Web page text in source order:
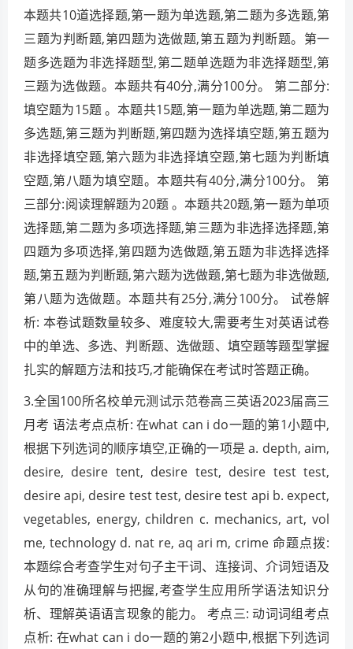
本题共10道选择题,第一题为单选题,第二题为多选题,第
三题为判断题,第四题为选做题,第五题为判断题。第一
题多选题为非选择题型,第二题单选题为非选择题型,第
三题为选做题。本题共有40分,满分100分。 第二部分:
填空题为15题 。本题共15题,第一题为单选题,第二题为
多选题,第三题为判断题,第四题为选择填空题,第五题为
非选择填空题,第六题为非选择填空题,第七题为判断填
空题,第八题为填空题。本题共有40分,满分100分。 第
三部分:阅读理解题为20题 。本题共20题,第一题为单项
选择题,第二题为多项选择题,第三题为非选择选择题,第
四题为多项选择,第四题为选做题,第五题为非选择选择
题,第五题为判断题,第六题为选做题,第七题为非选做题,
第八题为选做题。本题共有25分,满分100分。 试卷解
析: 本卷试题数量较多、难度较大,需要考生对英语试卷
中的单选、多选、判断题、选做题、填空题等题型掌握
扎实的解题方法和技巧,才能确保在考试时答题正确。
3.全国100所名校单元测试示范卷高三英语2023届高三
月考 语法考点点析: 在what can i do一题的第1小题中,
根据下列选词的顺序填空,正确的一项是 a. depth, aim,
desire, desire tent, desire test, desire test test,
desire api, desire test test, desire test api b. expect,
vegetables, energy, children c. mechanics, art, vol
me, technology d. nat re, aq ari m, crime 命题点拨:
本题综合考查学生对句子主干词、连接词、介词短语及
从句的准确理解与把握,考查学生应用所学语法知识分
析、理解英语语言现象的能力。 考点三: 动词词组考点
点析: 在what can i do一题的第2小题中,根据下列选词